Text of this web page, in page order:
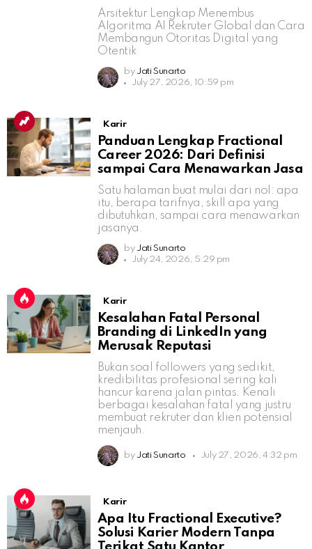
Arsitektur Lengkap Menembus
Algoritma AI Rekruter Global dan Cara
Membangun Otoritas Digital yang
Otentik
by Jati Sunarto
July 27, 2026, 10:59 pm
Karir
Panduan Lengkap Fractional
Career 2026: Dari Definisi
sampai Cara Menawarkan Jasa
Satu halaman buat mulai dari nol: apa
itu, berapa tarifnya, skill apa yang
dibutuhkan, sampai cara menawarkan
jasanya.
by Jati Sunarto
July 24, 2026, 5:29 pm
Karir
Kesalahan Fatal Personal
Branding di LinkedIn yang
Merusak Reputasi
Bukan soal followers yang sedikit,
kredibilitas profesional sering kali
hancur karena jalan pintas. Kenali
berbagai kesalahan fatal yang justru
membuat rekruter dan klien potensial
menjauh.
by Jati Sunarto July 27, 2026, 4:32 pm
Karir
Apa Itu Fractional Executive?
Solusi Karier Modern Tanpa